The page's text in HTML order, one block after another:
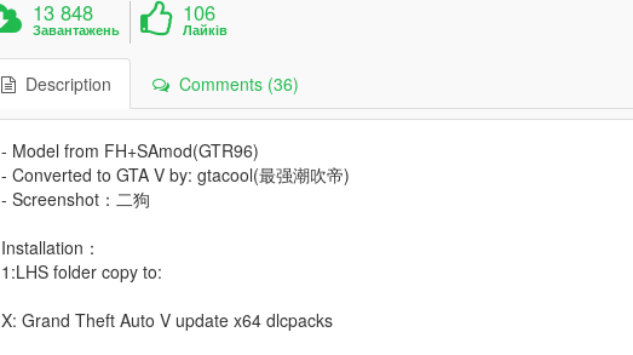
13 848
Завантажень
106
Лайків
Description Comments (36)
- Model from FH+SAmod(GTR96)
- Converted to GTA V by: gtacool(最强潮吹帝)
- Screenshot：二狗
Installation：
1:LHS folder copy to:
X: Grand Theft Auto V update x64 dlcpacks